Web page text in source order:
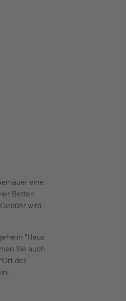
eine
Betten
wird
"Haus
Sie auch
der